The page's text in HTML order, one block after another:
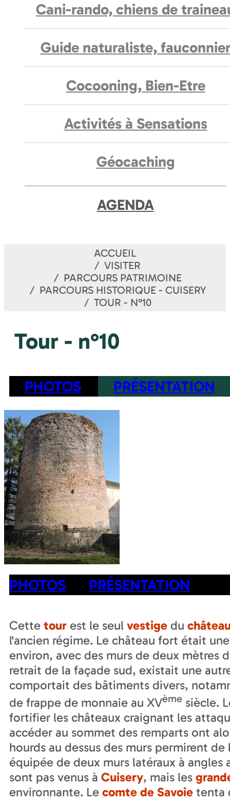
Cani-rando, chiens de
Guide naturaliste,
Cocooning, Bien-Etre
Activités à Sensations
Géocaching
AGENDA
ACCUEIL
VISITER
PARCOURS PATRIMOINE
PARCOURS HISTORIQUE - CUISERY
TOUR - N°10
Tour - n°10
PHOTOS PRÉSENTATION
PHOTOS PRÉSENTATION
Cette tour est le seul vestige du
l'ancien régime. Le château fort était
environ, avec des murs de deux mètres
retrait de la façade sud, existait une
comportait des bâtiments divers,
de frappe de monnaie au XVème siècle.
fortifier les châteaux craignant les
accéder au sommet des remparts ont
hourds au dessus des murs permirent
équipée de deux murs latéraux à angles
sont pas venus à Cuisery, mais les
environnante. Le comte de Savoie tenta